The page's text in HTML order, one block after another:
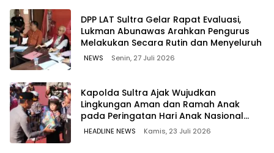
‎DPP LAT Sultra Gelar Rapat Evaluasi,
Lukman Abunawas Arahkan Pengurus
Melakukan Secara Rutin dan Menyeluruh
NEWS Senin, 27 Juli 2026
Kapolda Sultra Ajak Wujudkan
Lingkungan Aman dan Ramah Anak
pada Peringatan Hari Anak Nasional
2026
HEADLINE NEWS Kamis, 23 Juli 2026